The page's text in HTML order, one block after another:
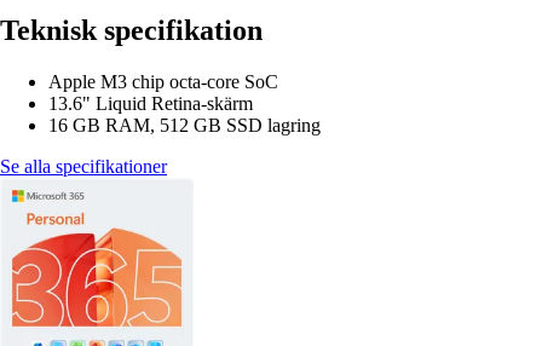
Teknisk specifikation
Apple M3 chip octa-core SoC
13.6" Liquid Retina-skärm
16 GB RAM, 512 GB SSD lagring
Se alla specifikationer